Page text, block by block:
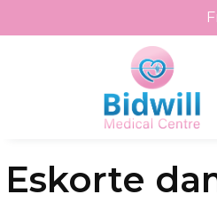
to
theEskorte